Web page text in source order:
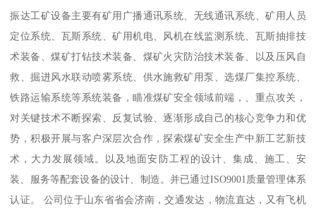
振达工矿设备主要有矿用广播通讯系统、无线通讯系统、矿用人员
定位系统、瓦斯系统、矿用机电、风机在线监测系统、瓦斯抽排技
术装备、煤矿打钻技术装备、煤矿火灾防治技术装备、以及压风自
救、掘进风水联动喷雾系统、供水施救矿用泵、选煤厂集控系统、
铁路运输系统等系统装备，瞄准煤矿安全领域前端，、重点攻关，
对关键技术不断探索、反复试验、逐渐形成自己的核心竞争力和优
势，积极开展与客户深层次合作，探索煤矿安全生产中新工艺新技
术，大力发展领域。以及地面安防工程的设计、集成、施工、安
装、服务等配套设备的设计、制造。并已通过ISO9001质量管理体系
认证。 公司位于山东省省会济南，交通发达，物流直达，又有飞机